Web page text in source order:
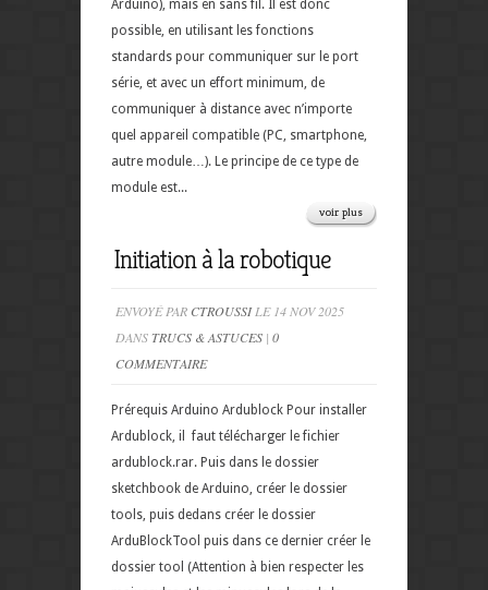
Arduino), mais en sans fil. Il est donc
possible, en utilisant les fonctions
standards pour communiquer sur le port
série, et avec un effort minimum, de
communiquer à distance avec n’importe
quel appareil compatible (PC, smartphone,
autre module…). Le principe de ce type de
module est...
voir plus
Initiation à la robotique
ENVOYÉ PAR CTROUSSILE 14 NOV 2025
DANSTRUCS & ASTUCES | 0
COMMENTAIRE
Prérequis Arduino Ardublock Pour installer
Ardublock, il faut télécharger le fichier
ardublock.rar. Puis dans le dossier
sketchbook de Arduino, créer le dossier
tools, puis dedans créer le dossier
ArduBlockTool puis dans ce dernier créer le
dossier tool (Attention à bien respecter les